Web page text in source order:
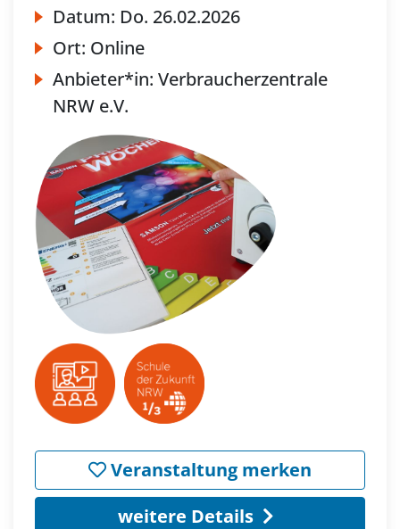
Datum: Do. 26.02.2026
Ort: Online
Anbieter*in: Verbraucherzentrale
NRW e.V.
Veranstaltung merken
weitere Details